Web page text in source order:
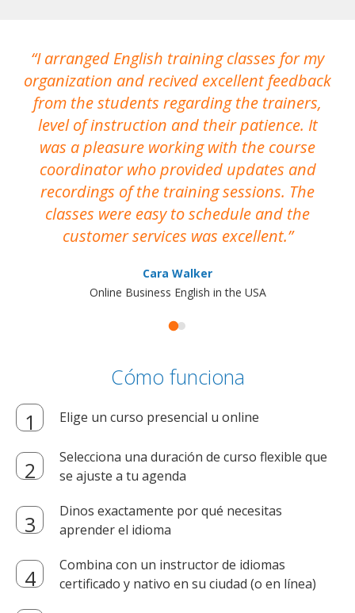
I arranged English training classes for my
organization and recived excellent feedback
from the students regarding the trainers,
level of instruction and their patience. It
was a pleasure working with the course
coordinator who provided updates and
recordings of the training sessions. The
classes were easy to schedule and the
customer services was excellent.
Cara Walker
Online Business English in the USA
Cómo funciona
Elige un curso presencial u online
Selecciona una duración de curso flexible que
se ajuste a tu agenda
Dinos exactamente por qué necesitas
aprender el idioma
Combina con un instructor de idiomas
certificado y nativo en su ciudad (o en línea)